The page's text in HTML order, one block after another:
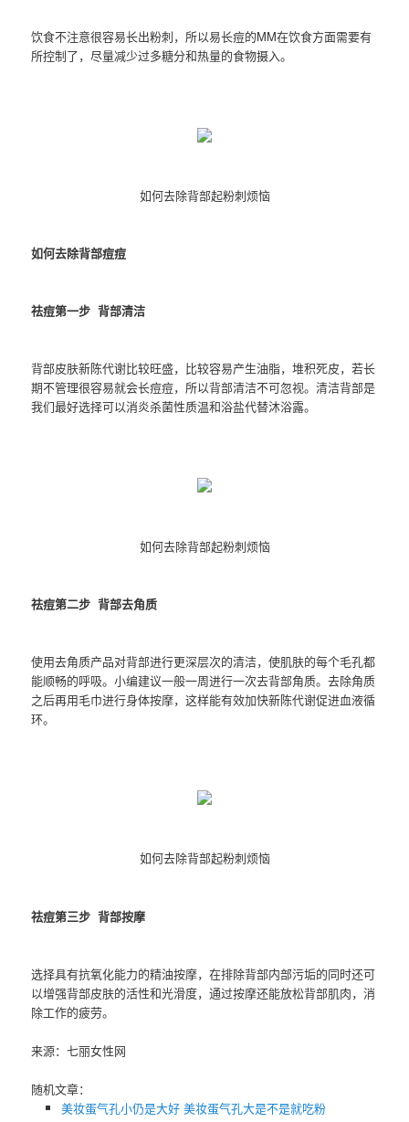
饮食不注意很容易长出粉刺，所以易长痘的MM在饮食方面需要有
所控制了，尽量减少过多糖分和热量的食物摄入。
如何去除背部起粉刺烦恼
如何去除背部痘痘
祛痘第一步 背部清洁
背部皮肤新陈代谢比较旺盛，比较容易产生油脂，堆积死皮，若长
期不管理很容易就会长痘痘，所以背部清洁不可忽视。清洁背部是
我们最好选择可以消炎杀菌性质温和浴盐代替沐浴露。
如何去除背部起粉刺烦恼
祛痘第二步 背部去角质
使用去角质产品对背部进行更深层次的清洁，使肌肤的每个毛孔都
能顺畅的呼吸。小编建议一般一周进行一次去背部角质。去除角质
之后再用毛巾进行身体按摩，这样能有效加快新陈代谢促进血液循
环。
如何去除背部起粉刺烦恼
祛痘第三步 背部按摩
选择具有抗氧化能力的精油按摩，在排除背部内部污垢的同时还可
以增强背部皮肤的活性和光滑度，通过按摩还能放松背部肌肉，消
除工作的疲劳。
来源：七丽女性网
随机文章：
美妆蛋气孔小仍是大好 美妆蛋气孔大是不是就吃粉